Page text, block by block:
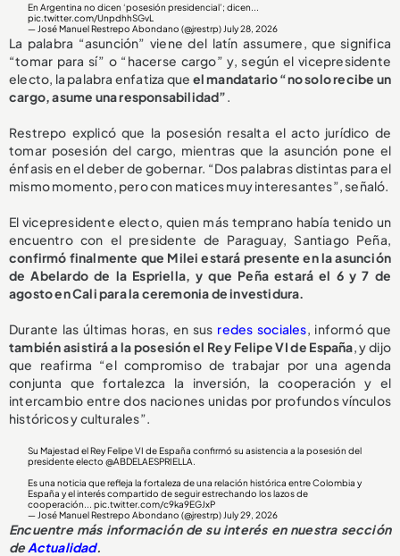
En Argentina no dicen ‘posesión presidencial’; dicen...
pic.twitter.com/UnpdhhSGvL
— José Manuel Restrepo Abondano (@jrestrp) July 28, 2026
La palabra “asunción” viene del latín assumere, que significa
“tomar para sí” o “hacerse cargo” y, según el vicepresidente
electo, la palabra enfatiza que el mandatario “no solo recibe un
cargo, asume una responsabilidad”.
Restrepo explicó que la posesión resalta el acto jurídico de
tomar posesión del cargo, mientras que la asunción pone el
énfasis en el deber de gobernar. “Dos palabras distintas para el
mismo momento, pero con matices muy interesantes”, señaló.
El vicepresidente electo, quien más temprano había tenido un
encuentro con el presidente de Paraguay, Santiago Peña,
confirmó finalmente que Milei estará presente en la asunción
de Abelardo de la Espriella, y que Peña estará el 6 y 7 de
agosto en Cali para la ceremonia de investidura.
Durante las últimas horas, en sus redes sociales, informó que
también asistirá a la posesión el Rey Felipe VI de España, y dijo
que reafirma “el compromiso de trabajar por una agenda
conjunta que fortalezca la inversión, la cooperación y el
intercambio entre dos naciones unidas por profundos vínculos
históricos y culturales”.
Su Majestad el Rey Felipe VI de España confirmó su asistencia a la posesión del
presidente electo@ABDELAESPRIELLA
Es una noticia que refleja la fortaleza de una relación histórica entre Colombia y
España y el interés compartido de seguir estrechando los lazos de
cooperación...pic.twitter.com/c9ka9EGJxP
— José Manuel Restrepo Abondano (@jrestrp) July 29, 2026
Encuentre más información de su interés en nuestra sección
deActualidad.